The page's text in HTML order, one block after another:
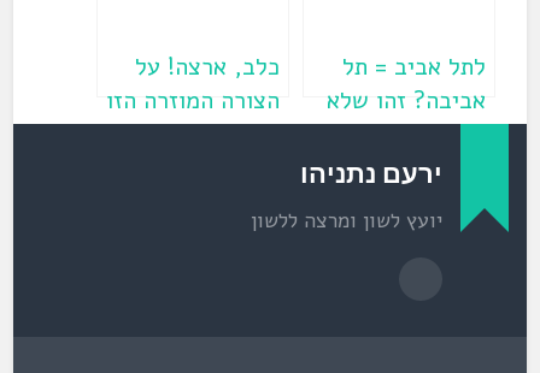
לתל אביב = תל
אביבה? זהו שלא
(פרשת תולדות)
כלב, ארצה! על
הצורה המוזרה הזו
ועל ה"א המגמה
ירעם נתניהו
יועץ לשון ומרצה ללשון